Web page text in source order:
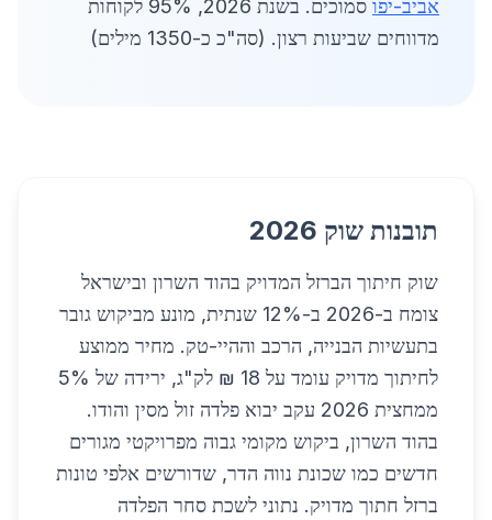
אביב-יפו
סמוכים. בשנת 2026, 95% לקוחות
מדווחים שביעות רצון. (סה"כ כ-1350 מילים)
תובנות שוק 2026
שוק חיתוך הברזל המדויק בהוד השרון ובישראל
צומח ב-2026 ב-12% שנתית, מונע מביקוש גובר
בתעשיות הבנייה, הרכב וההיי-טק. מחיר ממוצע
לחיתוך מדויק עומד על 18 ₪ לק"ג, ירידה של 5%
ממחצית 2026 עקב יבוא פלדה זול מסין והודו.
בהוד השרון, ביקוש מקומי גבוה מפרויקטי מגורים
חדשים כמו שכונת נווה הדר, שדורשים אלפי טונות
ברזל חתוך מדויק. נתוני לשכת סחר הפלדה